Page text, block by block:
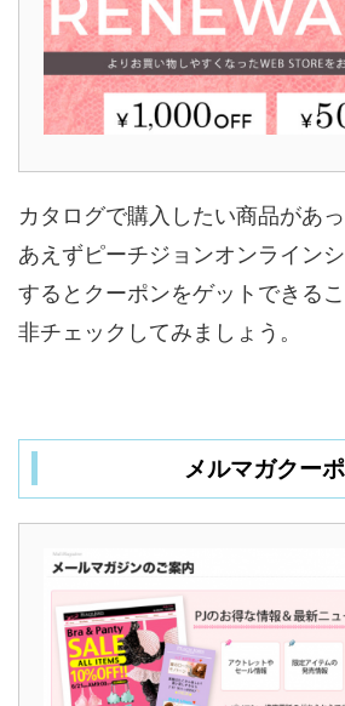
カタログで購入したい商品があ
あえずピーチジョンオンライン
するとクーポンをゲットできる
非チェックしてみましょう。
メルマガクー